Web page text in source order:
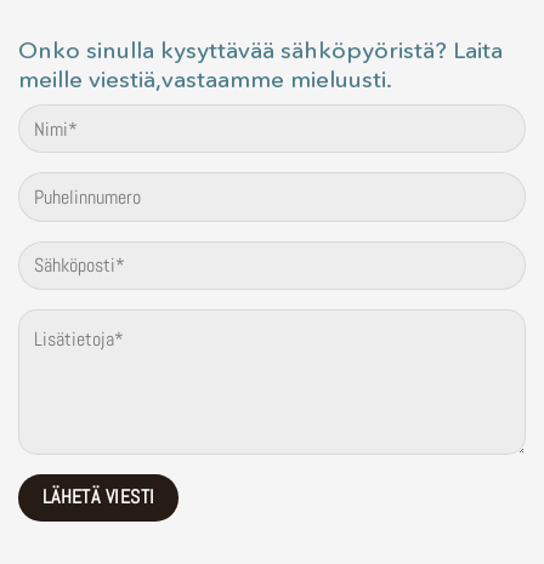
Onko sinulla kysyttävää sähköpyöristä? Laita
meille viestiä,vastaamme mieluusti.